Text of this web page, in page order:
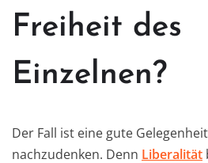
Freiheit des
Einzelnen?
Der Fall ist eine gute
nachzudenken. Denn Liberalität